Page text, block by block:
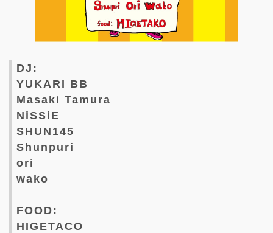
DJ:
YUKARI BB
Masaki Tamura
NiSSiE
SHUN145
Shunpuri
ori
wako
FOOD:
HIGETACO